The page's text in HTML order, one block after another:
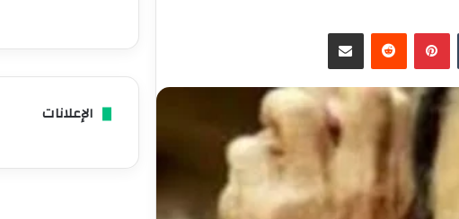
‏Tumblr بينتيريست
‏Reddit مشاركة عبر البريد
الإعلانات